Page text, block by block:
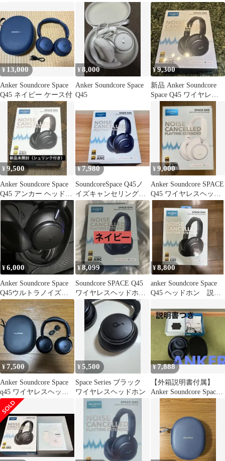
ッドホン本体 ケース
¥13,000
Anker Soundcore Space
Q45 ネイビー ケース付
¥8,000
Anker Soundcore Space
Q45
¥9,300
新品 Anker Soundcore
Space Q45 ワイヤレス
¥9,500
Anker Soundcore Space
Q45 アンカー ヘッドホ
ン
¥7,980
SoundcoreSpace Q45ノ
イズキャンセリングヘ
ッドホン
¥9,000
Anker Soundcore SPACE
Q45 ワイヤレスヘッド
フォン
¥6,000
Anker Soundcore Space
Q45ウルトラノイズキ
ャンセリング
¥8,099
Soundcore SPACE Q45
ワイヤレスヘッドホン
本体 ネイビー
¥8,800
anker Soundcore Space
Q45 ヘッドホン 説明
¥7,500
Anker Soundcore Space
q45 ワイヤレスヘッド
ホン 黒
¥5,500
Space Series ブラック
ワイヤレスヘッドホン
¥7,888
【外箱説明書付属】
Anker Soundcore Space
Q45 ヘッドホン